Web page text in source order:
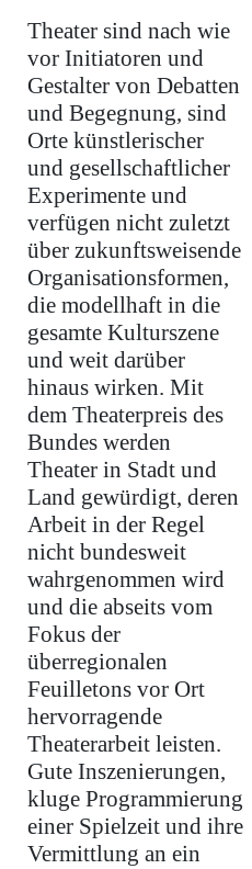
Theater sind nach wie
vor Initiatoren und
Gestalter von Debatten
und Begegnung, sind
Orte künstlerischer
und gesellschaftlicher
Experimente und
verfügen nicht zuletzt
über zukunftsweisende
Organisationsformen,
die modellhaft in die
gesamte Kulturszene
und weit darüber
hinaus wirken. Mit
dem Theaterpreis des
Bundes werden
Theater in Stadt und
Land gewürdigt, deren
Arbeit in der Regel
nicht bundesweit
wahrgenommen wird
und die abseits vom
Fokus der
überregionalen
Feuilletons vor Ort
hervorragende
Theaterarbeit leisten.
Gute Inszenierungen,
kluge Programmierung
einer Spielzeit und ihre
Vermittlung an ein